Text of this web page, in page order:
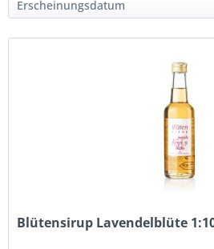
Blütensirup Lavendelblüte